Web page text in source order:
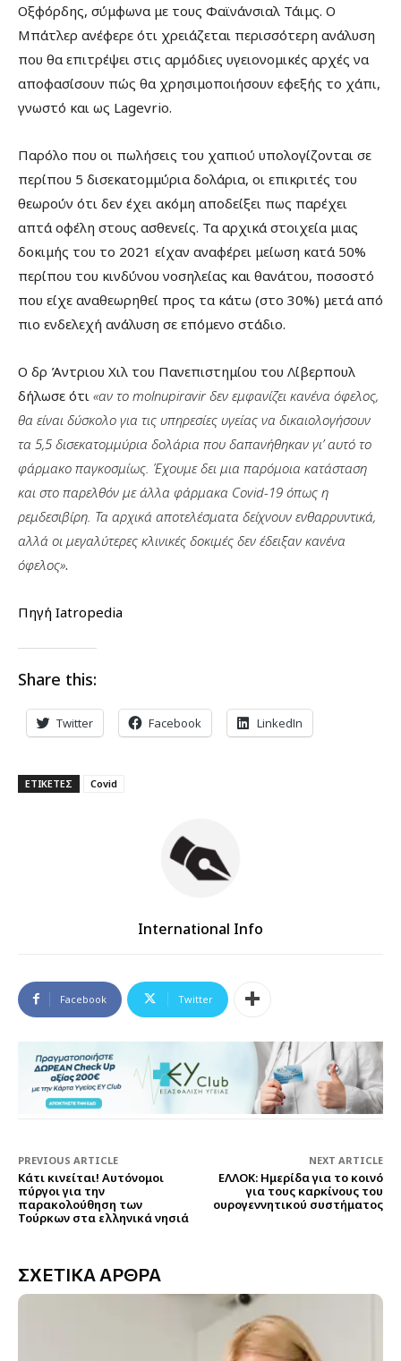
Οξφόρδης, σύμφωνα με τους Φαϊνάνσιαλ Τάιμς. Ο
Μπάτλερ ανέφερε ότι χρειάζεται περισσότερη ανάλυση
που θα επιτρέψει στις αρμόδιες υγειονομικές αρχές να
αποφασίσουν πώς θα χρησιμοποιήσουν εφεξής το χάπι,
γνωστό και ως Lagevrio.
Παρόλο που οι πωλήσεις του χαπιού υπολογίζονται σε
περίπου 5 δισεκατομμύρια δολάρια, οι επικριτές του
θεωρούν ότι δεν έχει ακόμη αποδείξει πως παρέχει
απτά οφέλη στους ασθενείς. Τα αρχικά στοιχεία μιας
δοκιμής του το 2021 είχαν αναφέρει μείωση κατά 50%
περίπου του κινδύνου νοσηλείας και θανάτου, ποσοστό
που είχε αναθεωρηθεί προς τα κάτω (στο 30%) μετά από
πιο ενδελεχή ανάλυση σε επόμενο στάδιο.
Ο δρ Άντριου Χιλ του Πανεπιστημίου του Λίβερπουλ
δήλωσε ότι «αν το molnupiravir δεν εμφανίζει κανένα όφελος,
θα είναι δύσκολο για τις υπηρεσίες υγείας να δικαιολογήσουν
τα 5,5 δισεκατομμύρια δολάρια που δαπανήθηκαν γι’ αυτό το
φάρμακο παγκοσμίως. Έχουμε δει μια παρόμοια κατάσταση
και στο παρελθόν με άλλα φάρμακα Covid-19 όπως η
ρεμδεσιβίρη. Τα αρχικά αποτελέσματα δείχνουν ενθαρρυντικά,
αλλά οι μεγαλύτερες κλινικές δοκιμές δεν έδειξαν κανένα
όφελος».
Πηγή Iatropedia
Share this:
Twitter Facebook LinkedIn
ΕΤΙΚΕΤΕΣ Covid
International Info
Facebook Twitter
PREVIOUS ARTICLE
Κάτι κινείται! Αυτόνομοι
πύργοι για την
παρακολούθηση των
Τούρκων στα ελληνικά νησιά
NEXT ARTICLE
ΕΛΛΟΚ: Ημερίδα για το κοινό
για τους καρκίνους του
ουρογεννητικού συστήματος
ΣΧΕΤΙΚΑ ΑΡΘΡΑ